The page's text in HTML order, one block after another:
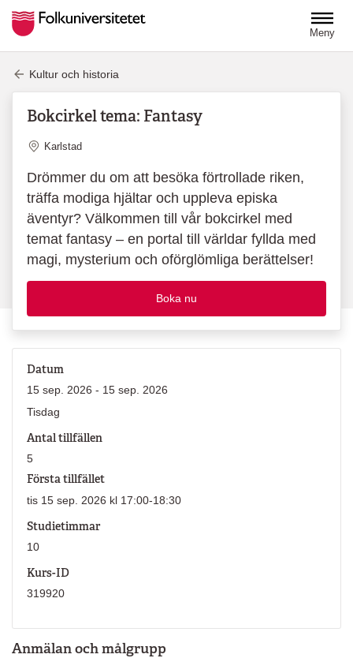
Meny
Kultur och historia
Bokcirkel tema: Fantasy
Plats
Karlstad
Drömmer du om att besöka förtrollade riken,
träffa modiga hjältar och uppleva episka
äventyr? Välkommen till vår bokcirkel med
temat fantasy – en portal till världar fyllda med
magi, mysterium och oförglömliga berättelser!
Boka nu
Anmälan och målgrupp
Datum
15 sep. 2026 - 15 sep. 2026
Tisdag
Antal tillfällen
5
Första tillfället
tis 15 sep. 2026 kl 17:00-18:30
Studietimmar
10
Kurs-ID
319920